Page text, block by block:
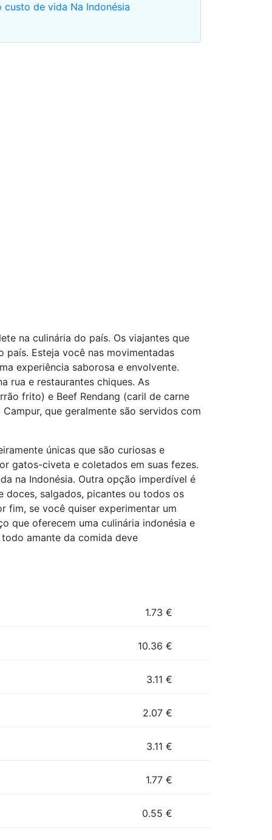
de vida Na Indonésia
na culinária do país. Os viajantes que
país. Esteja você nas movimentadas
experiência saborosa e envolvente.
rua e restaurantes chiques. As
frito) e Beef Rendang (caril de carne
que geralmente são servidos com
únicas que são curiosas e
gatos-civeta e coletados em suas fezes.
na Indonésia. Outra opção imperdível é
doces, salgados, picantes ou todos os
fim, se você quiser experimentar um
que oferecem uma culinária indonésia e
amante da comida deve
1.73 €
10.36 €
3.11 €
2.07 €
3.11 €
1.77 €
0.55 €